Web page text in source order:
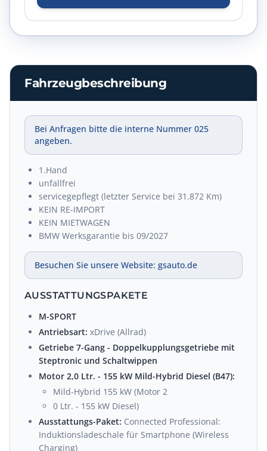
Fahrzeugbeschreibung
Bei Anfragen bitte die interne Nummer 025
angeben.
1.Hand
unfallfrei
servicegepflegt (letzter Service bei 31.872 Km)
KEIN RE-IMPORT
KEIN MIETWAGEN
BMW Werksgarantie bis 09/2027
Besuchen Sie unsere Website: gsauto.de
AUSSTATTUNGSPAKETE
M-SPORT
Antriebsart: xDrive (Allrad)
Getriebe 7-Gang - Doppelkupplungsgetriebe mit
Steptronic und Schaltwippen
Motor 2,0 Ltr. - 155 kW Mild-Hybrid Diesel (B47):
Mild-Hybrid 155 kW (Motor 2
0 Ltr. - 155 kW Diesel)
Ausstattungs-Paket: Connected Professional:
Induktionsladeschale für Smartphone (Wireless
Charging)